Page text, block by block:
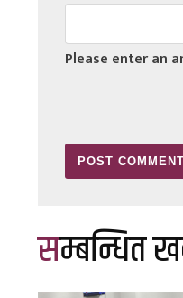
Please enter an
सम्बन्धित